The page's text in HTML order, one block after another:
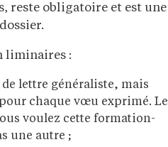
reste obligatoire et est une
liminaires :
lettre généraliste, mais
chaque vœu exprimé. Le
voulez cette formation-
une autre ;